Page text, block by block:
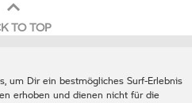
TO TOP
um Dir ein bestmögliches Surf-Erlebnis
erhoben und dienen nicht für die